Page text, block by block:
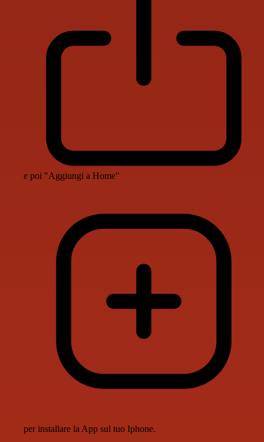
e poi "Aggiungi a Home"
per installare la App sul tuo Iphone.